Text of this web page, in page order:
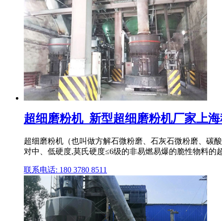
超细磨粉机_新型超细磨粉机厂家上
超细磨粉机（也叫做方解石微粉磨、石灰石微粉磨、碳
对中、低硬度,莫氏硬度≤6级的非易燃易爆的脆性物料的
联系电话: 180 3780 8511